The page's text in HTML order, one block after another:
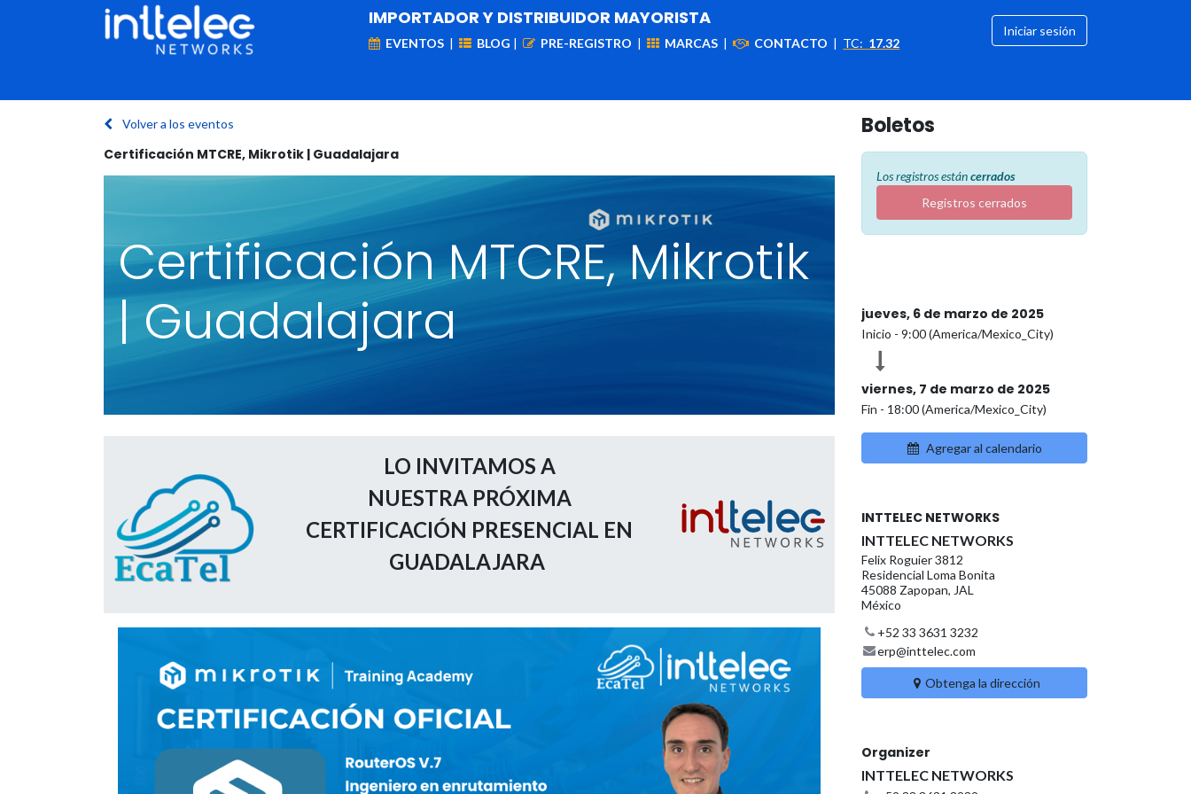
IMPORTADOR Y DISTRIBUIDOR MAYORISTA
EVENTOS | BLOG | PRE-REGISTRO | MARCAS | CONTACTO | TC: 17.32
Iniciar sesión
Volver a los eventos
Certificación MTCRE, Mikrotik | Guadalajara
Certificación MTCRE, Mikrotik
| Guadalajara
LO INVITAMOS A
NUESTRA PRÓXIMA
CERTIFICACIÓN PRESENCIAL EN
GUADALAJARA
Boletos
Los registros estáncerrados
Registros cerrados
jueves, 6 de marzo de 2025
Inicio - 9:00(America/Mexico_City)
viernes, 7 de marzo de 2025
Fin - 18:00(America/Mexico_City)
Agregar al calendario
INTTELEC NETWORKS
INTTELEC NETWORKS
Felix Roguier 3812
Residencial Loma Bonita
45088 Zapopan, JAL
México
+52 33 3631 3232
erp@inttelec.com
Obtenga la dirección
Organizer
INTTELEC NETWORKS